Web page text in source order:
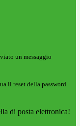
un messaggio
il reset della password
di posta elettronica!